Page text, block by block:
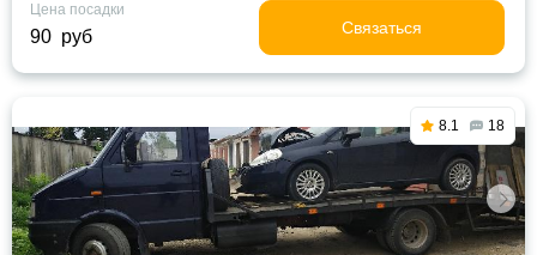
Цена посадки
90 руб Связаться
8.1 18